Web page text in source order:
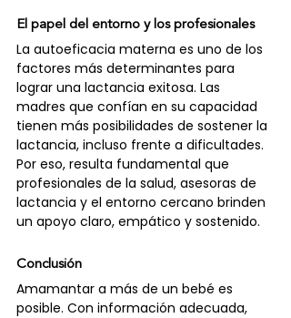
El papel del entorno y los profesionales
La autoeficacia materna es uno de los
factores más determinantes para
lograr una lactancia exitosa. Las
madres que confían en su capacidad
tienen más posibilidades de sostener la
lactancia, incluso frente a dificultades.
Por eso, resulta fundamental que
profesionales de la salud, asesoras de
lactancia y el entorno cercano brinden
un apoyo claro, empático y sostenido.
Conclusión
Amamantar a más de un bebé es
posible. Con información adecuada,